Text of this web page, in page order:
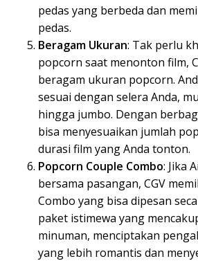
pedas yang berbeda dan
pedas.
Beragam Ukuran: Tak perlu
popcorn saat menonton film,
beragam ukuran popcorn.
sesuai dengan selera Anda,
hingga jumbo. Dengan
bisa menyesuaikan jumlah
durasi film yang Anda tonton.
Popcorn Couple Combo: Jika
bersama pasangan, CGV
Combo yang bisa dipesan
paket istimewa yang
minuman, menciptakan
yang lebih romantis dan